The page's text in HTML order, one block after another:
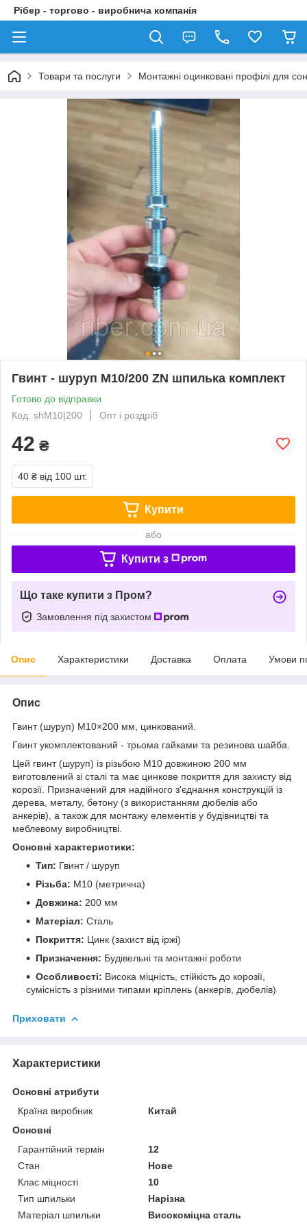
Рібер - торгово - виробнича компанія
Товари та послуги Монтажні оцинковані профілі для
Гвинт - шуруп М10/200 ZN шпилька комплект
Готово до відправки
Код: shM10|200
Опт і роздріб
42 ₴
40 ₴ від 100 шт.
Купити
або
Купити з
Що таке купити з Пром?
Замовлення під захистом
Опис Характеристики Доставка Оплата Умови
Опис
Гвинт (шуруп) М10×200 мм, цинкований.
Гвинт укомплектований - трьома гайками та резинова шайба.
Цей гвинт (шуруп) із різьбою М10 довжиною 200 мм
виготовлений зі сталі та має цинкове покриття для захисту від
корозії. Призначений для надійного з'єднання конструкцій із
дерева, металу, бетону (з використанням дюбелів або
анкерів), а також для монтажу елементів у будівництві та
меблевому виробництві.
Основні характеристики:
Тип: Гвинт / шуруп
Різьба: М10 (метрична)
Довжина: 200 мм
Матеріал: Сталь
Покриття: Цинк (захист від іржі)
Призначення: Будівельні та монтажні роботи
Особливості: Висока міцність, стійкість до корозії,
сумісність з різними типами кріплень (анкерів, дюбелів)
Приховати
Характеристики
Основні атрибути
Країна виробник
Китай
Основні
Гарантійний термін
12
Стан
Нове
Клас міцності
10
Тип шпильки
Нарізна
Матеріал шпильки
Високоміцна сталь